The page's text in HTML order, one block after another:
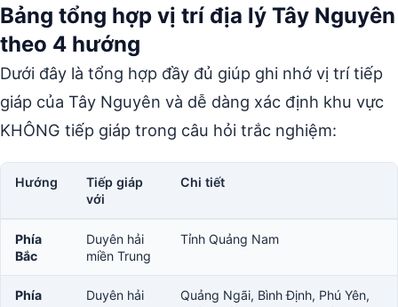
Bảng tổng hợp vị trí địa lý Tây Nguyên
theo 4 hướng
Dưới đây là tổng hợp đầy đủ giúp ghi nhớ vị trí tiếp
giáp của Tây Nguyên và dễ dàng xác định khu vực
KHÔNG tiếp giáp trong câu hỏi trắc nghiệm:
Hướng
Tiếp giáp
với
Chi tiết
Phía
Bắc
Duyên hải
miền Trung
Tỉnh Quảng Nam
Phía
Duyên hải
Quảng Ngãi, Bình Định, Phú Yên,